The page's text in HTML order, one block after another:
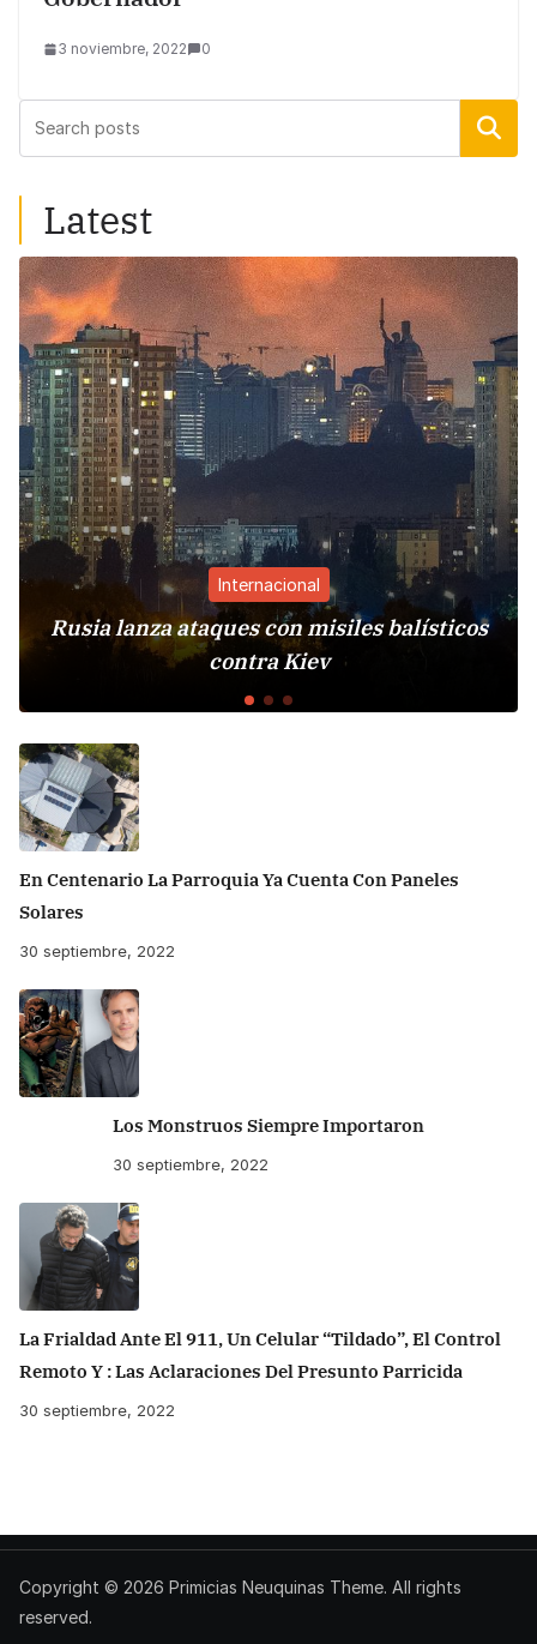
3 noviembre, 2022 0
Buscar
Latest
Internacional
lanza ataques con misiles balísticos
contra Kiev
En Centenario La Parroquia Ya Cuenta Con Paneles
Solares
30 septiembre, 2022
Los Monstruos Siempre Importaron
30 septiembre, 2022
La Frialdad Ante El 911, Un Celular “tildado”, El Control
Remoto Y : Las Aclaraciones Del Presunto Parricida
30 septiembre, 2022
Copyright © 2026 Primicias Neuquinas Theme. All rights
reserved.